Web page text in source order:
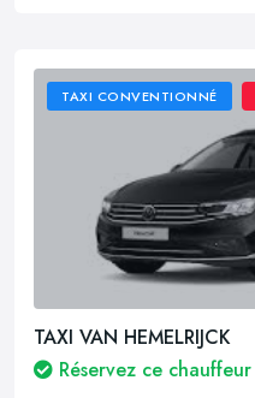
TAXI CONVENTIONNÉ
TAXI VAN HEMELRIJCK
Réservez ce chauffeur